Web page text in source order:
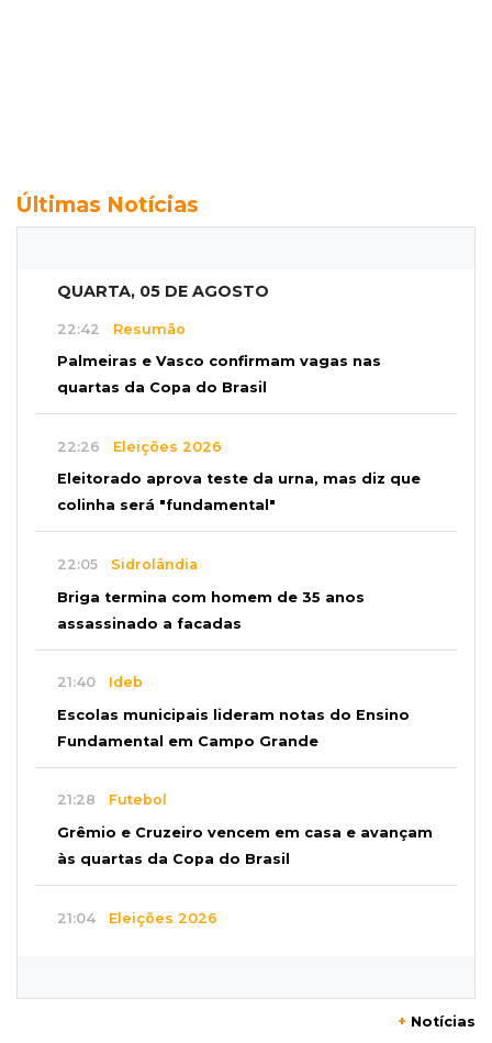
Últimas Notícias
QUARTA, 05 DE AGOSTO
22:42 Resumão
Palmeiras e Vasco confirmam vagas nas
quartas da Copa do Brasil
22:26 Eleições 2026
Eleitorado aprova teste da urna, mas diz que
colinha será "fundamental"
22:05 Sidrolândia
Briga termina com homem de 35 anos
assassinado a facadas
21:40 Ideb
Escolas municipais lideram notas do Ensino
Fundamental em Campo Grande
21:28 Futebol
Grêmio e Cruzeiro vencem em casa e avançam
às quartas da Copa do Brasil
21:04 Eleições 2026
+ Notícias